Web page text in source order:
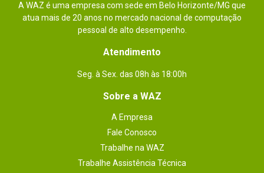
A WAZ é uma empresa com sede em Belo Horizonte/MG que
atua mais de 20 anos no mercado nacional de computação
pessoal de alto desempenho.
Atendimento
Seg. à Sex. das 08h às 18:00h
Sobre a WAZ
A Empresa
Fale Conosco
Trabalhe na WAZ
Trabalhe Assistência Técnica